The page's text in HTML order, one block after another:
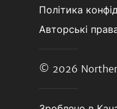
Політика
Авторські
© 2026